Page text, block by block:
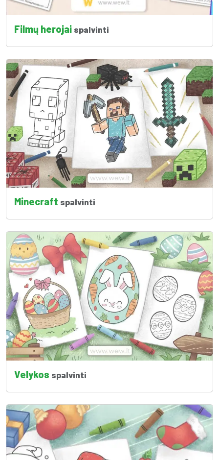
Filmų herojai spalvinti
Minecraft spalvinti
Velykos spalvinti